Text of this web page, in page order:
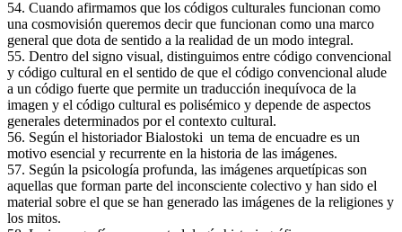
54. Cuando afirmamos que los códigos culturales funcionan como
una cosmovisión queremos decir que funcionan como una marco
general que dota de sentido a la realidad de un modo integral.
55. Dentro del signo visual, distinguimos entre código convencional
y código cultural en el sentido de que el código convencional alude
a un código fuerte que permite un traducción inequívoca de la
imagen y el código cultural es polisémico y depende de aspectos
generales determinados por el contexto cultural.
56. Según el historiador Bialostoki un tema de encuadre es un
motivo esencial y recurrente en la historia de las imágenes.
57. Según la psicología profunda, las imágenes arquetípicas son
aquellas que forman parte del inconsciente colectivo y han sido el
material sobre el que se han generado las imágenes de la religiones y
los mitos.